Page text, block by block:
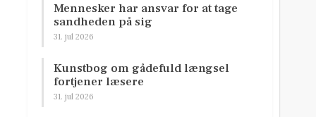
Mennesker har ansvar for at tage
sandheden på sig
31. jul 2026
Kunstbog om gådefuld længsel
fortjener læsere
31. jul 2026